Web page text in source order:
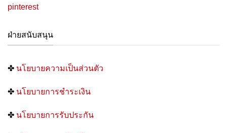
ฝ่ายสนับสนุน
✤ นโยบายความเป็นส่วนตัว
✤ นโยบายการชำระเงิน
✤ นโยบายการรับประกัน